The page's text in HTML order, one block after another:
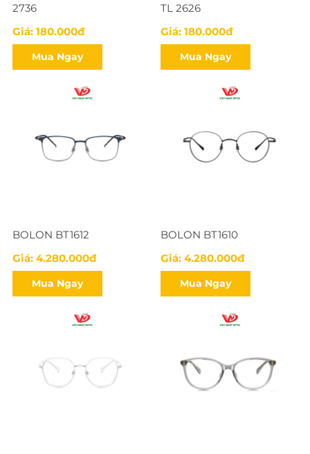
2736
Giá: 180.000đ
Mua Ngay
TL 2626
Giá: 180.000đ
Mua Ngay
BOLON BT1612
Giá: 4.280.000đ
Mua Ngay
BOLON BT1610
Giá: 4.280.000đ
Mua Ngay